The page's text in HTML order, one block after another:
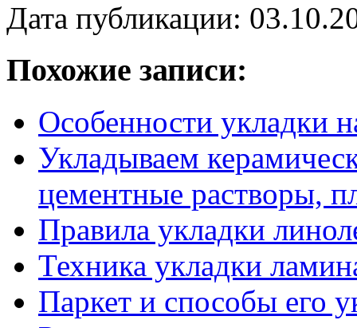
Дата публикации:
Похожие записи:
Особенности укладки
Укладываем
цементные растворы,
Правила укладки
Техника укладки
Паркет и способы его